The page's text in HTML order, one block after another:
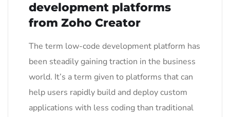
development platforms
from Zoho Creator
The term low-code development platform has
been steadily gaining traction in the business
world. It’s a term given to platforms that can
help users rapidly build and deploy custom
applications with less coding than traditional